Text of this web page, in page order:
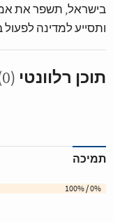
בישראל, תשפר את
ותסייע למדינה
תוכן רלוונטי (0)
תמיכה
0% / 100%